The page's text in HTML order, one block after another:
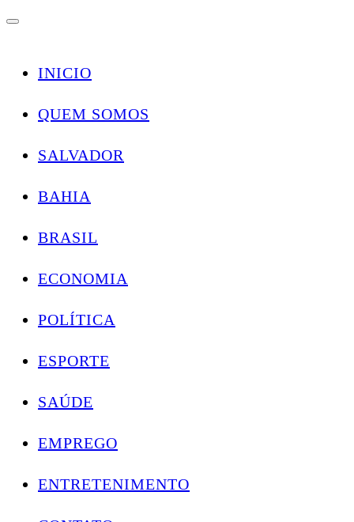
INICIO
QUEM SOMOS
SALVADOR
BAHIA
BRASIL
ECONOMIA
POLÍTICA
ESPORTE
SAÚDE
EMPREGO
ENTRETENIMENTO